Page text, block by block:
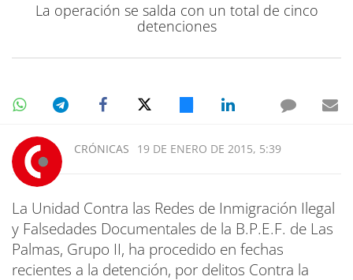
La operación se salda con un total de cinco
detenciones
CRÓNICAS 19 DE ENERO DE 2015, 5:39
La Unidad Contra las Redes de Inmigración Ilegal
y Falsedades Documentales de la B.P.E.F. de Las
Palmas, Grupo II, ha procedido en fechas
recientes a la detención, por delitos Contra la